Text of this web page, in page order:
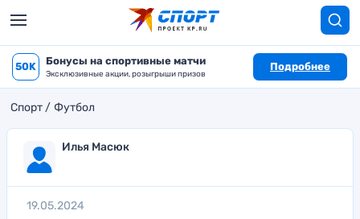
50K Бонусы на спортивные матчи
Эксклюзивные акции, розыгрыши призов
Подробнее
Спорт Футбол
Илья Масюк
19.05.2024